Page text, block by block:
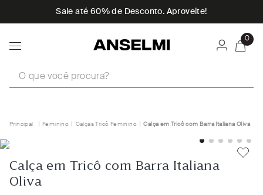
Sale até 60% de Desconto. Aproveite!
0
Feminino Calças Tricô Feminino Calça em Tricô com Barra Italiana Oliva
Calça em Tricô com Barra Italiana
Oliva